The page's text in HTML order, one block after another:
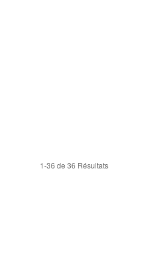
1-36 de 36 Résultats